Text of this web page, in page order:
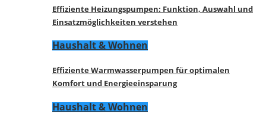
Effiziente Heizungspumpen: Funktion, Auswahl und
Einsatzmöglichkeiten verstehen
Haushalt & Wohnen
Effiziente Warmwasserpumpen für optimalen
Komfort und Energieeinsparung
Haushalt & Wohnen